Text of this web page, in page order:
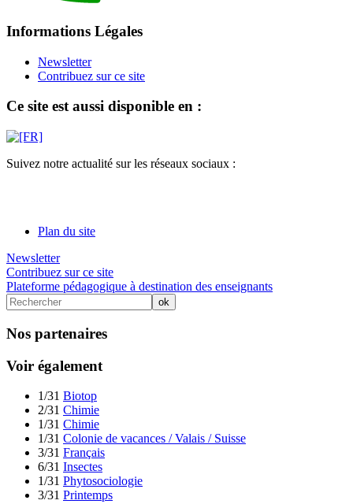
Informations Légales
Newsletter
Contribuez sur ce site
Ce site est aussi disponible en :
Suivez notre actualité sur les réseaux sociaux :
Plan du site
Newsletter
Contribuez sur ce site
Plateforme pédagogique à destination des enseignants
Nos partenaires
Voir également
1/31 Biotop
2/31 Chimie
1/31 Chimie
1/31 Colonie de vacances / Valais / Suisse
3/31 Français
6/31 Insectes
1/31 Phytosociologie
3/31 Printemps